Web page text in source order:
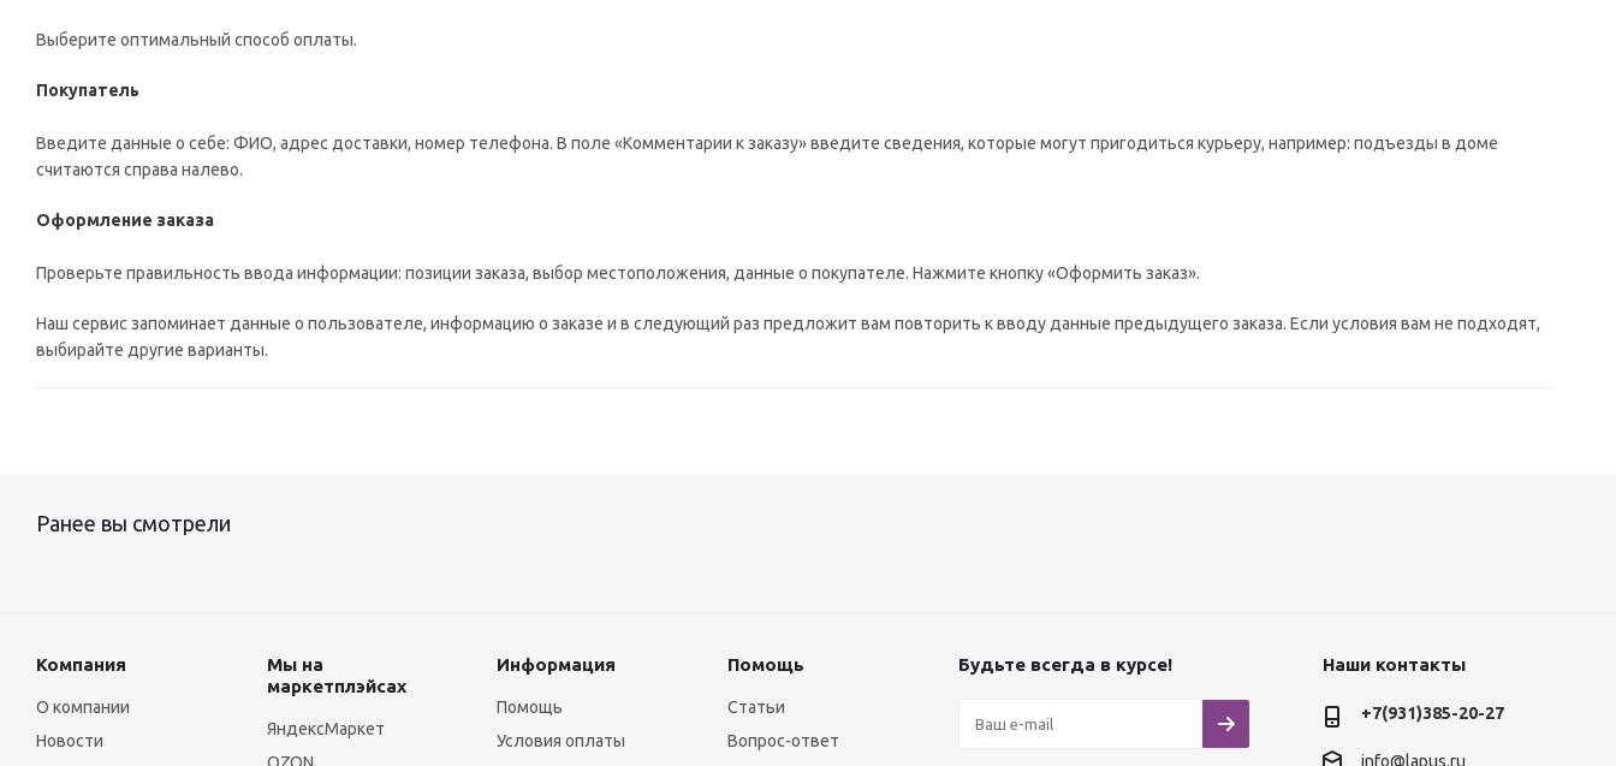
Выберите оптимальный способ оплаты.
Покупатель
Введите данные о себе: ФИО, адрес доставки, номер телефона. В поле «Комментарии к заказу» введите сведения, которые могут пригодиться курьеру, например: подъезды в доме
считаются справа налево.
Оформление заказа
Проверьте правильность ввода информации: позиции заказа, выбор местоположения, данные о покупателе. Нажмите кнопку «Оформить заказ».
Наш сервис запоминает данные о пользователе, информацию о заказе и в следующий раз предложит вам повторить к вводу данные предыдущего заказа. Если условия вам не подходят,
выбирайте другие варианты.
Ранее вы смотрели
Компания
О компании
Новости
Мы на
маркетплэйсах
ЯндексМаркет
Информация
Помощь
Условия оплаты
Помощь
Статьи
Вопрос-ответ
Будьте всегда в курсе! Наши контакты
+7(931)385-20-27
info@lapus.ru